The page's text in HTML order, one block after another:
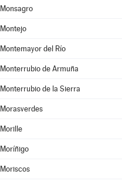
Monsagro
Montejo
Montemayor del Río
Monterrubio de Armuña
Monterrubio de la Sierra
Morasverdes
Morille
Moríñigo
Moriscos